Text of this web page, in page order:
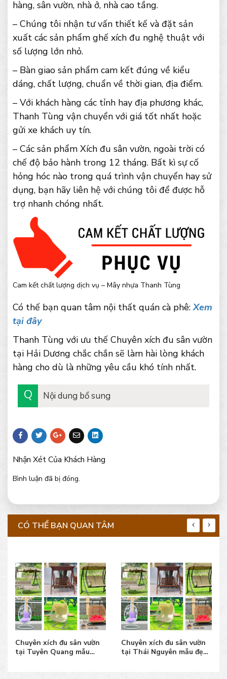
hàng, sân vườn, nhà ở, nhà cao tầng.
– Chúng tôi nhận tư vấn thiết kế và đặt sản
xuất các sản phẩm ghế xích đu nghệ thuật với
số lượng lớn nhỏ.
– Bàn giao sản phẩm cam kết đúng về kiểu
dáng, chất lượng, chuẩn về thời gian, địa điểm.
– Với khách hàng các tỉnh hay địa phương khác,
Thanh Tùng vận chuyển với giá tốt nhất hoặc
gửi xe khách uy tín.
– Các sản phẩm Xích đu sân vườn, ngoài trời có
chế độ bảo hành trong 12 tháng. Bất kì sự cố
hỏng hóc nào trong quá trình vận chuyển hay sử
dụng, bạn hãy liên hệ với chúng tôi để được hỗ
trợ nhanh chóng nhất.
Cam kết chất lượng dịch vụ – Mây nhựa Thanh Tùng
Có thế bạn quan tâm nội thất quán cà phê:Xem
tại đây
Thanh Tùng với ưu thế Chuyên xích đu sân vườn
tại Hải Dương chắc chắn sẽ làm hài lòng khách
hàng cho dù là những yêu cầu khó tính nhất.
Nội dung bổ sung
Nhận Xét Của Khách Hàng
Bình luận đã bị đóng.
CÓ THỂ BẠN QUAN TÂM
Chuyên xích đu sân vườn
tại Tuyên Quang mẫu
Chuyên xích đu sân vườn
tại Thái Nguyên mẫu đẹp,